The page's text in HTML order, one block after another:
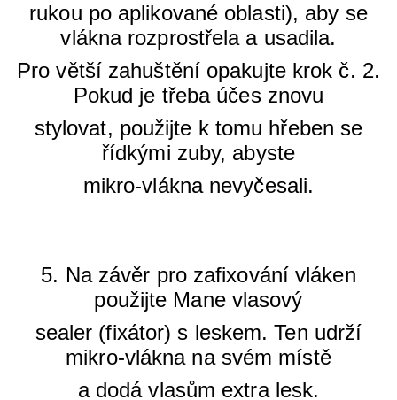
rukou po aplikované oblasti), aby se
vlákna rozprostřela a usadila.
Pro větší zahuštění opakujte krok č. 2.
Pokud je třeba účes znovu
stylovat, použijte k tomu hřeben se
řídkými zuby, abyste
mikro-vlákna nevyčesali.
5. Na závěr pro zafixování vláken
použijte Mane vlasový
sealer (fixátor) s leskem. Ten udrží
mikro-vlákna na svém místě
a dodá vlasům extra lesk.